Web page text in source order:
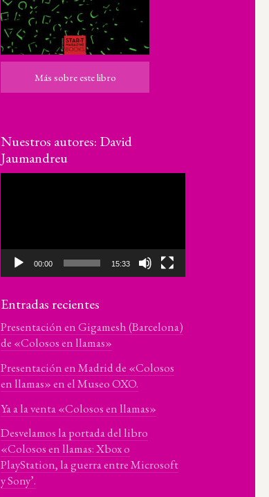
Más sobre este libro
Nuestros autores: David
Jaumandreu
00:00 15:33
Entradas recientes
Presentación en Gigamesh (Barcelona)
de «Colosos en llamas»
Presentación en Madrid de «Colosos
en llamas» en el Museo OXO.
Ya a la venta «Colosos en llamas»
Desvelamos la portada del libro
«Colosos en llamas: Xbox o
PlayStation, la guerra entre Microsoft
y Sony’.